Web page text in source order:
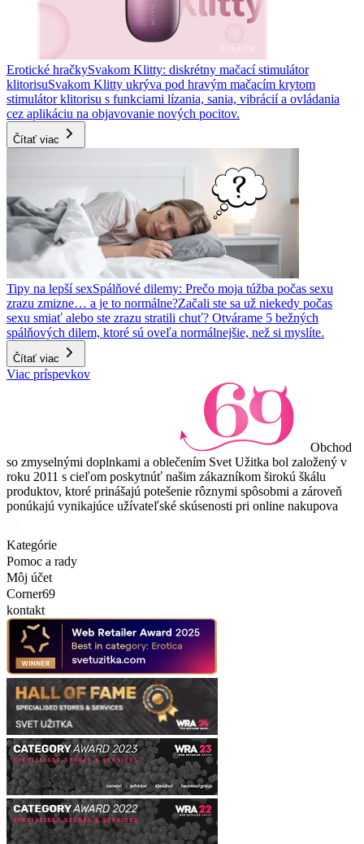
Erotické hračkySvakom Klitty: diskrétny mačací stimulátor
klitorisuSvakom Klitty ukrýva pod hravým mačacím krytom
stimulátor klitorisu s funkciami lízania, sania, vibrácií a ovládania
cez aplikáciu na objavovanie nových pocitov.
Čítať viac
Tipy na lepší sexSpálňové dilemy: Prečo moja túžba počas sexu
zrazu zmizne… a je to normálne?Začali ste sa už niekedy počas
sexu smiať alebo ste zrazu stratili chuť? Otvárame 5 bežných
spálňových dilem, ktoré sú oveľa normálnejšie, než si myslíte.
Čítať viac
Viac príspevkov
Obchod
so zmyselnými doplnkami a oblečením Svet Užitka bol založený v
roku 2011 s cieľom poskytnúť našim zákazníkom širokú škálu
produktov, ktoré prinášajú potešenie rôznymi spôsobmi a zároveň
ponúkajú vynikajúce užívateľské skúsenosti pri online nakupova
Kategórie
Pomoc a rady
Môj účet
Corner69
kontakt